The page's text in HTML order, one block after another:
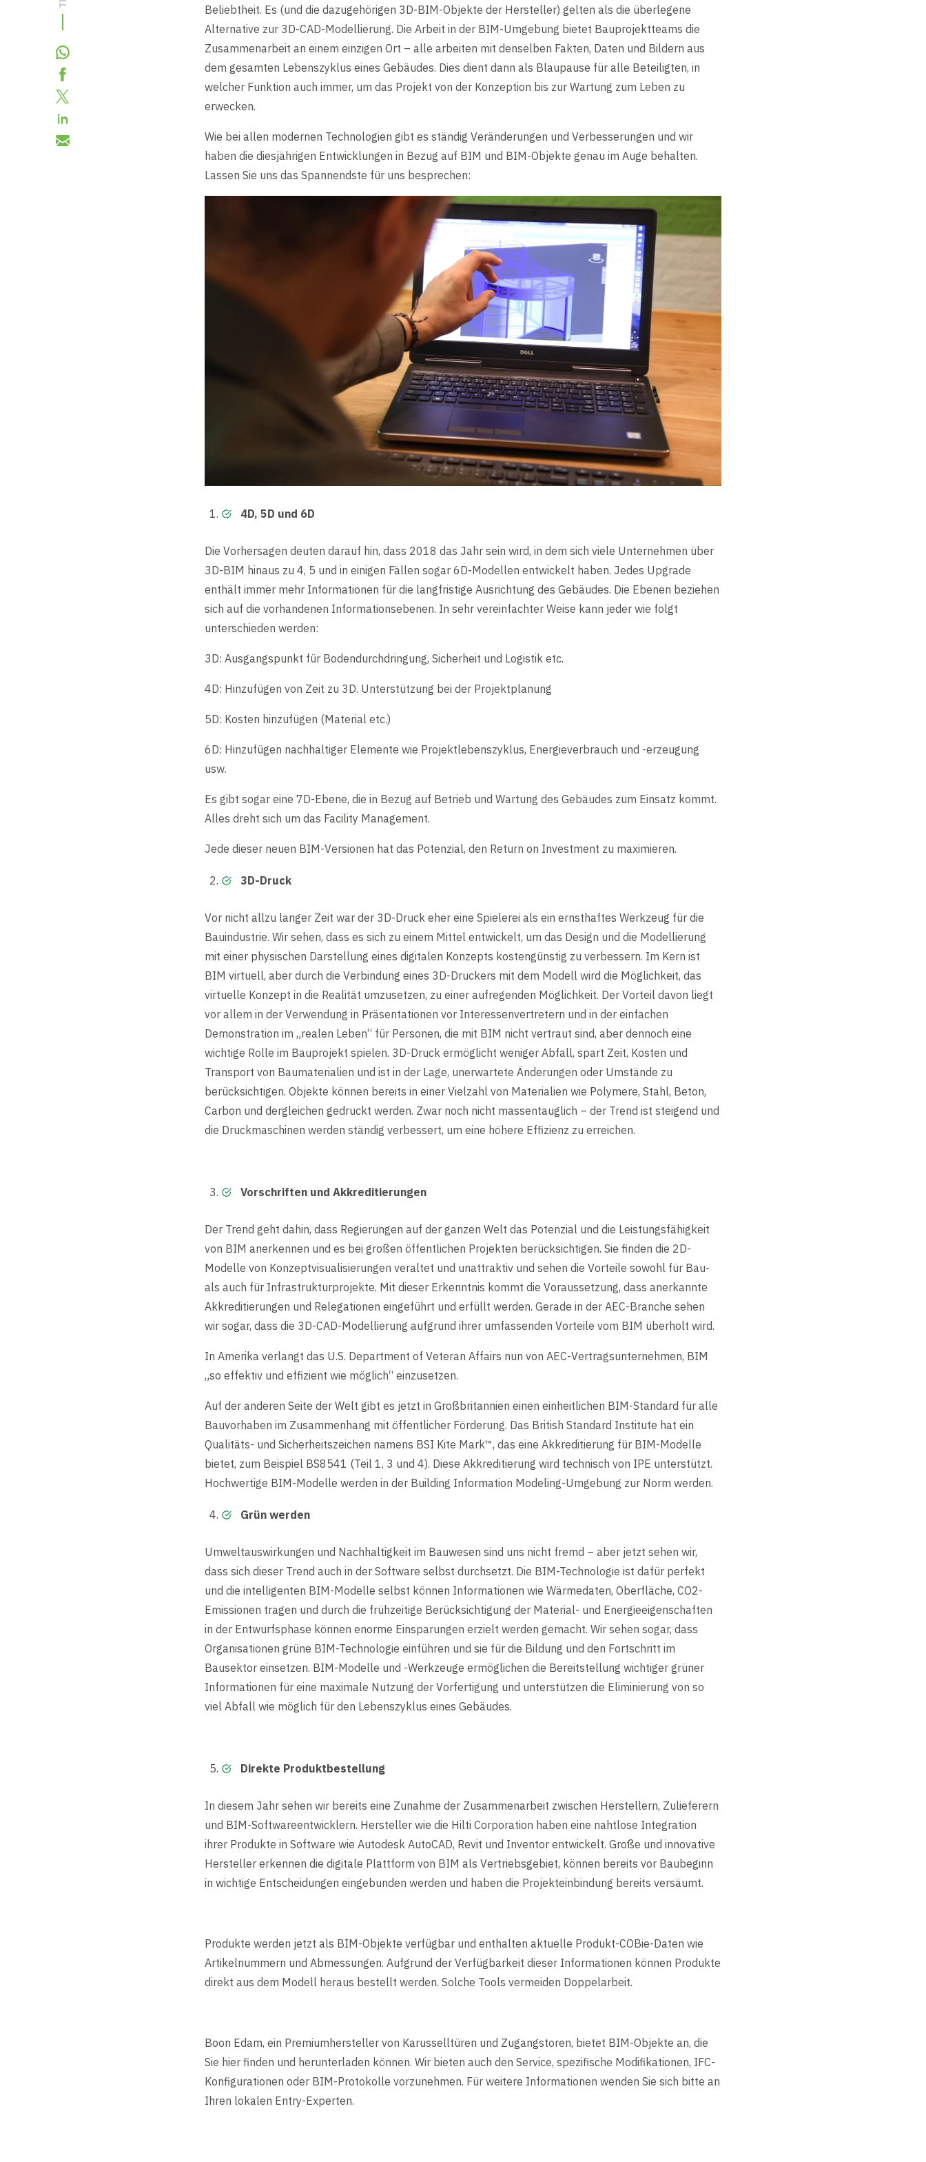
BIM und BIM-Objekte
REST - Energiesparrevolution
Zubehör
Sicherheits- und Personenschleuse
Original-Ersatzteile
Produktreparaturen
Presseportal
Downloads
Beliebtheit. Es (und die dazugehörigen 3D-BIM-Objekte der Hersteller) gelten als die überlegene
Alternative zur 3D-CAD-Modellierung. Die Arbeit in der BIM-Umgebung bietet Bauprojektteams die
Zusammenarbeit an einem einzigen Ort – alle arbeiten mit denselben Fakten, Daten und Bildern aus
dem gesamten Lebenszyklus eines Gebäudes. Dies dient dann als Blaupause für alle Beteiligten, in
welcher Funktion auch immer, um das Projekt von der Konzeption bis zur Wartung zum Leben zu
erwecken.
Wie bei allen modernen Technologien gibt es ständig Veränderungen und Verbesserungen und wir
haben die diesjährigen Entwicklungen in Bezug auf BIM und BIM-Objekte genau im Auge behalten.
Lassen Sie uns das Spannendste für uns besprechen:
4D, 5D und 6D
Die Vorhersagen deuten darauf hin, dass 2018 das Jahr sein wird, in dem sich viele Unternehmen über
3D-BIM hinaus zu 4, 5 und in einigen Fällen sogar 6D-Modellen entwickelt haben. Jedes Upgrade
enthält immer mehr Informationen für die langfristige Ausrichtung des Gebäudes. Die Ebenen beziehen
sich auf die vorhandenen Informationsebenen. In sehr vereinfachter Weise kann jeder wie folgt
unterschieden werden:
3D: Ausgangspunkt für Bodendurchdringung, Sicherheit und Logistik etc.
4D: Hinzufügen von Zeit zu 3D. Unterstützung bei der Projektplanung
5D: Kosten hinzufügen (Material etc.)
6D: Hinzufügen nachhaltiger Elemente wie Projektlebenszyklus, Energieverbrauch und -erzeugung
usw.
Es gibt sogar eine 7D-Ebene, die in Bezug auf Betrieb und Wartung des Gebäudes zum Einsatz kommt.
Alles dreht sich um das Facility Management.
Jede dieser neuen BIM-Versionen hat das Potenzial, den Return on Investment zu maximieren.
3D-Druck
Vor nicht allzu langer Zeit war der 3D-Druck eher eine Spielerei als ein ernsthaftes Werkzeug für die
Bauindustrie. Wir sehen, dass es sich zu einem Mittel entwickelt, um das Design und die Modellierung
mit einer physischen Darstellung eines digitalen Konzepts kostengünstig zu verbessern. Im Kern ist
BIM virtuell, aber durch die Verbindung eines 3D-Druckers mit dem Modell wird die Möglichkeit, das
virtuelle Konzept in die Realität umzusetzen, zu einer aufregenden Möglichkeit. Der Vorteil davon liegt
vor allem in der Verwendung in Präsentationen vor Interessenvertretern und in der einfachen
Demonstration im „realen Leben“ für Personen, die mit BIM nicht vertraut sind, aber dennoch eine
wichtige Rolle im Bauprojekt spielen. 3D-Druck ermöglicht weniger Abfall, spart Zeit, Kosten und
Transport von Baumaterialien und ist in der Lage, unerwartete Änderungen oder Umstände zu
berücksichtigen. Objekte können bereits in einer Vielzahl von Materialien wie Polymere, Stahl, Beton,
Carbon und dergleichen gedruckt werden. Zwar noch nicht massentauglich – der Trend ist steigend und
die Druckmaschinen werden ständig verbessert, um eine höhere Effizienz zu erreichen.
Vorschriften und Akkreditierungen
Der Trend geht dahin, dass Regierungen auf der ganzen Welt das Potenzial und die Leistungsfähigkeit
von BIM anerkennen und es bei großen öffentlichen Projekten berücksichtigen. Sie finden die 2D-
Modelle von Konzeptvisualisierungen veraltet und unattraktiv und sehen die Vorteile sowohl für Bau-
als auch für Infrastrukturprojekte. Mit dieser Erkenntnis kommt die Voraussetzung, dass anerkannte
Akkreditierungen und Relegationen eingeführt und erfüllt werden. Gerade in der AEC-Branche sehen
wir sogar, dass die 3D-CAD-Modellierung aufgrund ihrer umfassenden Vorteile vom BIM überholt wird.
In Amerika verlangt das U.S. Department of Veteran Affairs nun von AEC-Vertragsunternehmen, BIM
„so effektiv und effizient wie möglich“ einzusetzen.
Auf der anderen Seite der Welt gibt es jetzt in Großbritannien einen einheitlichen BIM-Standard für alle
Bauvorhaben im Zusammenhang mit öffentlicher Förderung. Das British Standard Institute hat ein
Qualitäts- und Sicherheitszeichen namens BSI Kite Mark™, ​​das eine Akkreditierung für BIM-Modelle
bietet, zum Beispiel BS8541 (Teil 1, 3 und 4). Diese Akkreditierung wird technisch von IPE unterstützt.
Hochwertige BIM-Modelle werden in der Building Information Modeling-Umgebung zur Norm werden.
Grün werden
Umweltauswirkungen und Nachhaltigkeit im Bauwesen sind uns nicht fremd – aber jetzt sehen wir,
dass sich dieser Trend auch in der Software selbst durchsetzt. Die BIM-Technologie ist dafür perfekt
und die intelligenten BIM-Modelle selbst können Informationen wie Wärmedaten, Oberfläche, CO2-
Emissionen tragen und durch die frühzeitige Berücksichtigung der Material- und Energieeigenschaften
in der Entwurfsphase können enorme Einsparungen erzielt werden gemacht. Wir sehen sogar, dass
Organisationen grüne BIM-Technologie einführen und sie für die Bildung und den Fortschritt im
Bausektor einsetzen. BIM-Modelle und -Werkzeuge ermöglichen die Bereitstellung wichtiger grüner
Informationen für eine maximale Nutzung der Vorfertigung und unterstützen die Eliminierung von so
viel Abfall wie möglich für den Lebenszyklus eines Gebäudes.
Direkte Produktbestellung
In diesem Jahr sehen wir bereits eine Zunahme der Zusammenarbeit zwischen Herstellern, Zulieferern
und BIM-Softwareentwicklern. Hersteller wie die Hilti Corporation haben eine nahtlose Integration
ihrer Produkte in Software wie Autodesk AutoCAD, Revit und Inventor entwickelt. Große und innovative
Hersteller erkennen die digitale Plattform von BIM als Vertriebsgebiet, können bereits vor Baubeginn
in wichtige Entscheidungen eingebunden werden und haben die Projekteinbindung bereits versäumt.
Produkte werden jetzt als BIM-Objekte verfügbar und enthalten aktuelle Produkt-COBie-Daten wie
Artikelnummern und Abmessungen. Aufgrund der Verfügbarkeit dieser Informationen können Produkte
direkt aus dem Modell heraus bestellt werden. Solche Tools vermeiden Doppelarbeit.
Boon Edam, ein Premiumhersteller von Karusselltüren und Zugangstoren, bietet BIM-Objekte an, die
Sie hier finden und herunterladen können. Wir bieten auch den Service, spezifische Modifikationen, IFC-
Konfigurationen oder BIM-Protokolle vorzunehmen. Für weitere Informationen wenden Sie sich bitte an
Ihren lokalen Entry-Experten.